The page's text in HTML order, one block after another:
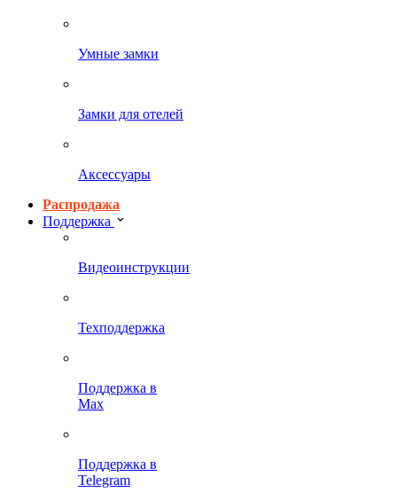
Умные замки
Замки для отелей
Аксессуары
Распродажа
Поддержка
Видеоинструкции
Техподдержка
Поддержка в
Max
Поддержка в
Telegram